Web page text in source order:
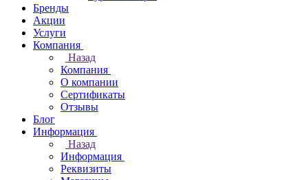
Бренды
Акции
Услуги
Компания
Назад
Компания
О компании
Сертификаты
Отзывы
Блог
Информация
Назад
Информация
Реквизиты